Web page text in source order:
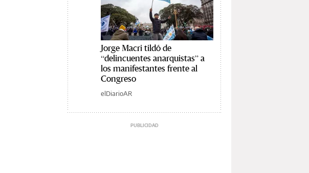
Jorge Macri tildó de
“delincuentes anarquistas” a
los manifestantes frente al
Congreso
elDiarioAR